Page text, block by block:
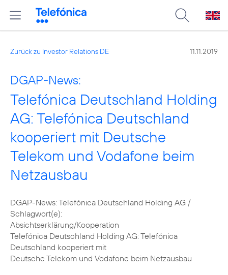
Zurück zu Investor Relations DE 11.11.2019
DGAP-News:
Telefónica Deutschland Holding
AG: Telefónica Deutschland
kooperiert mit Deutsche
Telekom und Vodafone beim
Netzausbau
DGAP-News: Telefónica Deutschland Holding AG /
Schlagwort(e):
Absichtserklärung/Kooperation
Telefónica Deutschland Holding AG: Telefónica
Deutschland kooperiert mit
Deutsche Telekom und Vodafone beim Netzausbau